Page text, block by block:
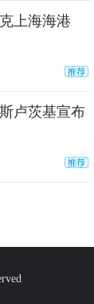
上海海港
卢茨基宣布